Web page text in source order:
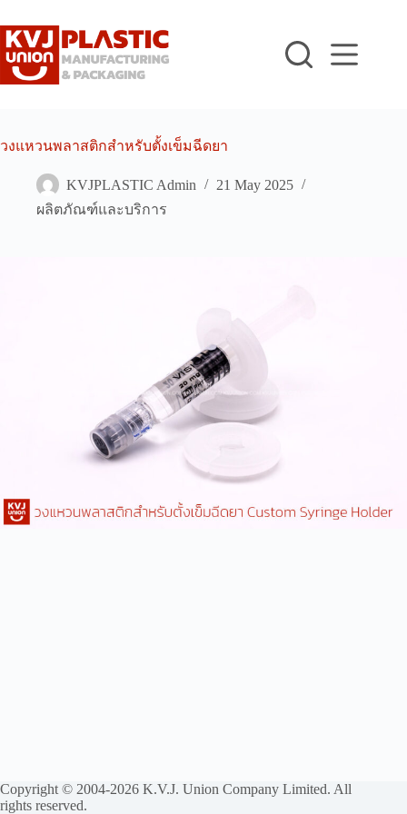
to
content
วงแหวนพลาสติกสำหรับตั้งเข็มฉีดยา
KVJPLASTIC Admin
21 May 2025
ผลิตภัณฑ์และบริการ
Copyright © 2004-2026 K.V.J. Union Company Limited. All
rights reserved.